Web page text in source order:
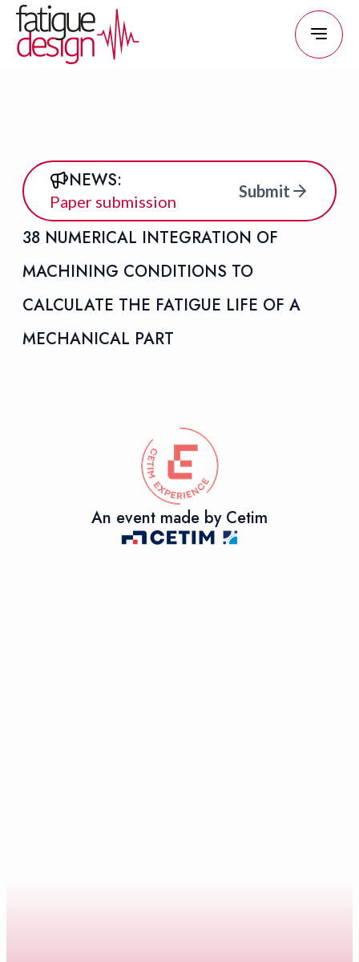
Aller
au
NEWS:
Paper submission
Submit
38 NUMERICAL INTEGRATION OF
MACHINING CONDITIONS TO
CALCULATE THE FATIGUE LIFE OF A
MECHANICAL PART
An event made by Cetim
Panneau de gestion des cookies